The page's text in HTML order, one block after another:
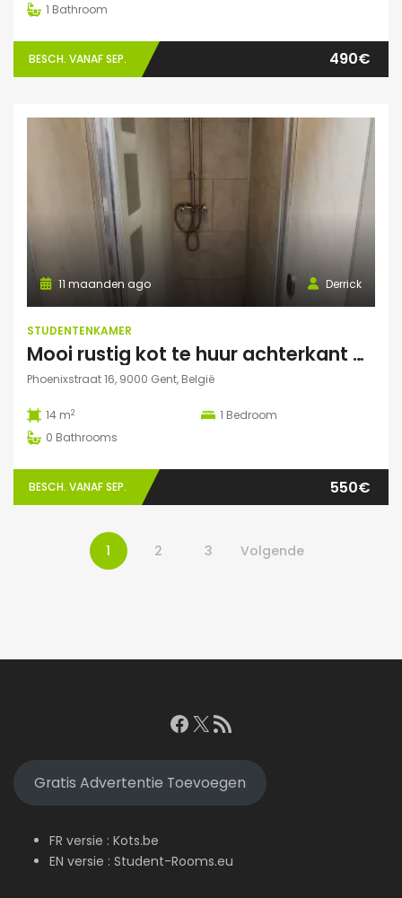
1 Bathroom
BESCH. VANAF SEP. 490€
Derrick
11 maanden ago
STUDENTENKAMER
Mooi rustig kot te huur achterkant gebouw
Phoenixstraat 16, 9000 Gent, België
14 m2 1 Bedroom
0 Bathrooms
BESCH. VANAF SEP. 550€
1 2 3 Volgende
Facebook
X RSS feed
Gratis Advertentie Toevoegen
FR versie : Kots.be
EN versie : Student-Rooms.eu